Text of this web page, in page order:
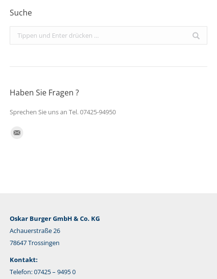
Suche
Search:
Haben Sie Fragen ?
Sprechen Sie uns an Tel. 07425-94950
Finden Sie uns auf:
Oskar Burger GmbH & Co. KG
Achauerstraße 26
78647 Trossingen
Kontakt:
Telefon: 07425 – 9495 0